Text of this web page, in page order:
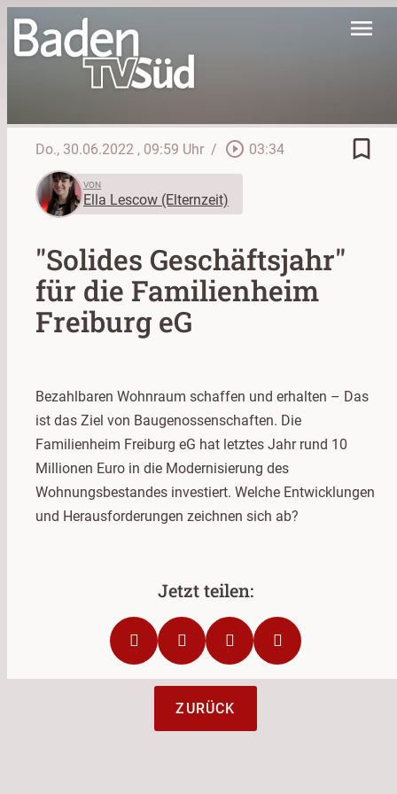
menu
Do., 30.06.2022 , 09:59 Uhr / play_circle_outline 03:34 bookmark_border
VON
Ella Lescow (Elternzeit)
"Solides Geschäftsjahr"
für die Familienheim
Freiburg eG
Bezahlbaren Wohnraum schaffen und erhalten – Das
ist das Ziel von Baugenossenschaften. Die
Familienheim Freiburg eG hat letztes Jahr rund 10
Millionen Euro in die Modernisierung des
Wohnungsbestandes investiert. Welche Entwicklungen
und Herausforderungen zeichnen sich ab?
ZURÜCK